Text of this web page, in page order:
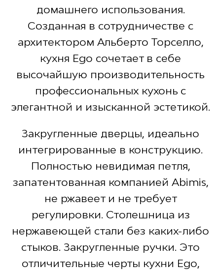
домашнего использования.
Созданная в сотрудничестве с
архитектором Альберто Торселло,
кухня Ego сочетает в себе
высочайшую производительность
профессиональных кухонь с
элегантной и изысканной эстетикой.
Закругленные дверцы, идеально
интегрированные в конструкцию.
Полностью невидимая петля,
запатентованная компанией Abimis,
не ржавеет и не требует
регулировки. Столешница из
нержавеющей стали без каких-либо
стыков. Закругленные ручки. Это
отличительные черты кухни Ego,